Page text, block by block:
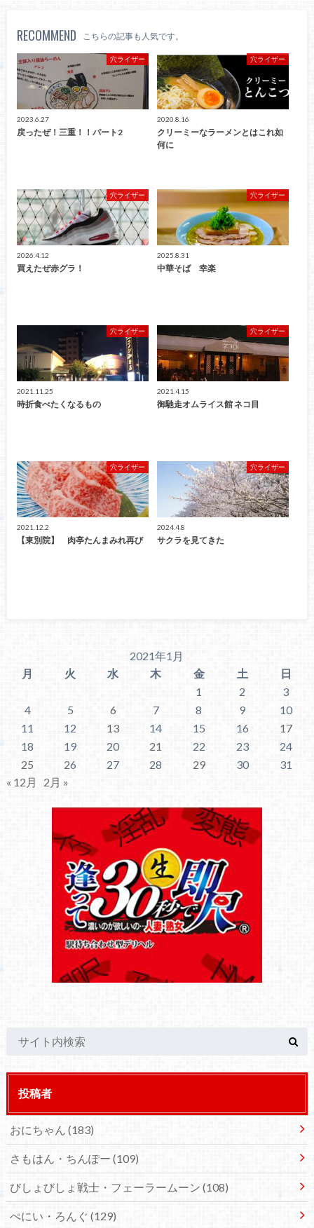
RECOMMEND こちらの記事も人気です。
穴ライザー
2023.6.27
戻ったぜ！三重！！パート2
穴ライザー
2020.8.16
クリーミーなラーメンとはこれ如
何に
穴ライザー
2026.4.12
買えたぜ赤グラ！
穴ライザー
2025.8.31
中華そば 幸楽
穴ライザー
2021.11.25
時折食べたくなるもの
穴ライザー
2021.4.15
御馳走オムライス館 ネコ目
穴ライザー
2021.12.2
【東別院】 肉亭たんまみれ再び
穴ライザー
2024.4.8
サクラを見てきた
2021年1月
月
火 水 木 金 土
日
1
2
3
4
5 6 7 8 9
10
11
12 13 14 15 16
17
18
19 20 21 22 23
24
25
26 27 28 29 30
31
« 12月
2月 »
投稿者
おにちゃん (183)
さもはん・ちんぽー (109)
びしょびしょ戦士・フェーラームーン (108)
ぺにい・ろんぐ (129)